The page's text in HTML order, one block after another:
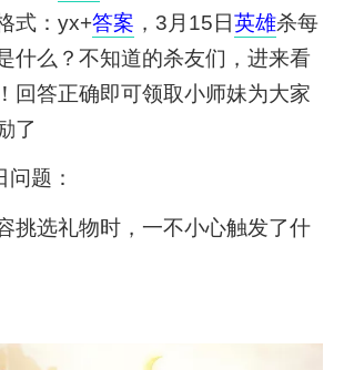
式：yx+答案 ，3月15日英雄杀每
什么？不知道的杀友们，进来看
回答正确即可领取小师妹为大家
了
题：
挑选礼物时，一不小心触发了什